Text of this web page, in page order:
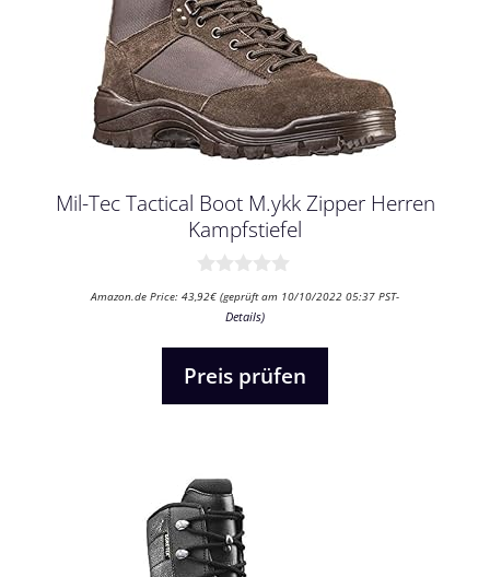
Mil-Tec Tactical Boot M.ykk Zipper Herren
Kampfstiefel
0
v
Amazon.de Price: 43,92€ (geprüft am 10/10/2022 05:37 PST-
Details)
Preis prüfen